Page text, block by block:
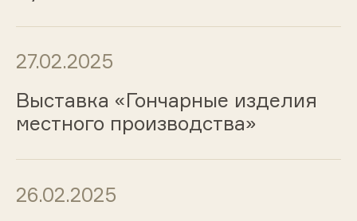
27.02.2025
Выставка «Гончарные изделия
местного производства»
26.02.2025